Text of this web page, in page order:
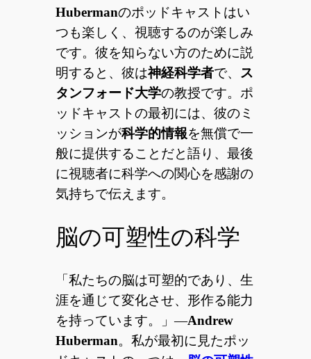
Hubermanのポッドキャストはい
つも楽しく、視聴するのが楽しみ
です。彼を知らない方のために説
明すると、彼は神経科学者で、
ス
タンフォード大学の教授です。ポ
ッドキャストの最初には、彼のミ
ッションが科学的情報を無償で一
般に提供することだと語り、最後
に視聴者に科学への関心を感謝の
気持ちで伝えます。
脳の可塑性の科学
「私たちの脳は可塑的であり、生
涯を通じて変化させ、形作る能力
を持っています。」—Andrew
Huberman。私が最初に見たポッ